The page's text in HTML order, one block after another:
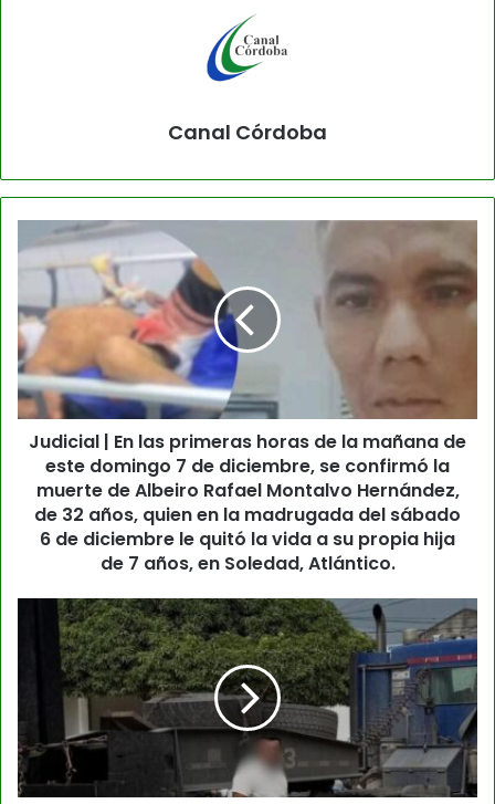
Canal Córdoba
Judicial | En las primeras horas de la mañana de
este domingo 7 de diciembre, se confirmó la
muerte de Albeiro Rafael Montalvo Hernández,
de 32 años, quien en la madrugada del sábado
6 de diciembre le quitó la vida a su propia hija
de 7 años, en Soledad, Atlántico.